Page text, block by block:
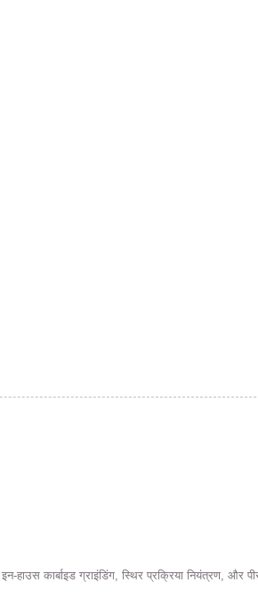
हाउस कार्बाइड ग्राइंडिंग, स्थिर प्रक्रिया नियंत्रण,